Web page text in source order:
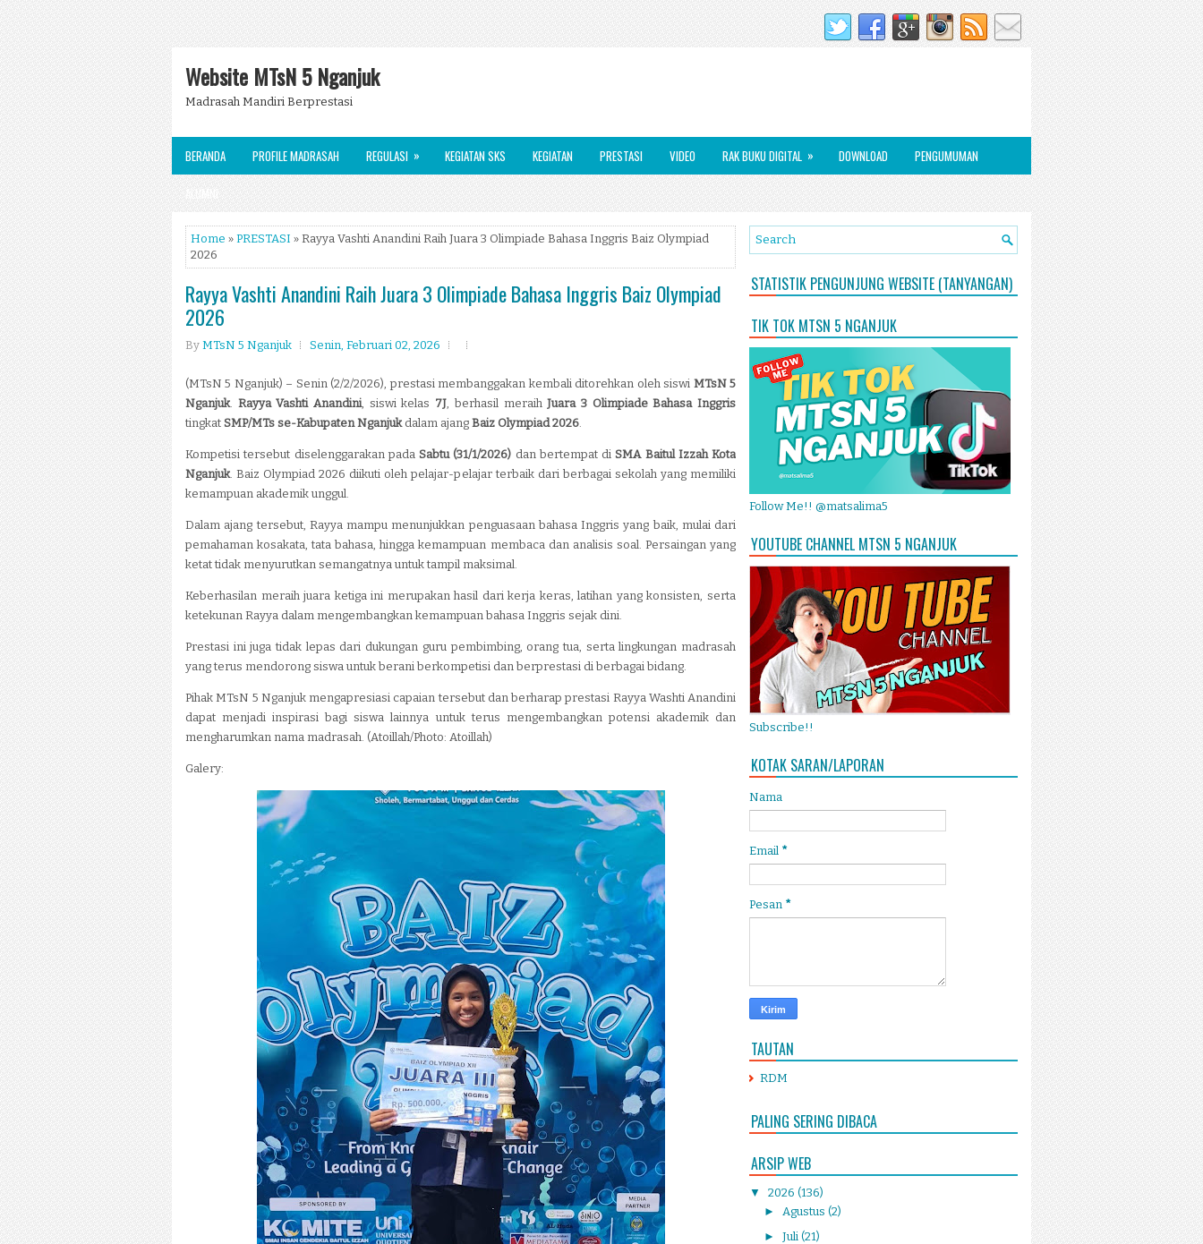
Website MTsN 5 Nganjuk
Madrasah Mandiri Berprestasi
BERANDA PROFILE MADRASAH REGULASI » KEGIATAN SKS KEGIATAN PRESTASI VIDEO RAK BUKU DIGITAL » DOWNLOAD PENGUMUMAN
ALUMNI
Home » PRESTASI » Rayya Vashti Anandini Raih Juara 3 Olimpiade Bahasa Inggris Baiz Olympiad
2026
Rayya Vashti Anandini Raih Juara 3 Olimpiade Bahasa Inggris Baiz Olympiad
2026
By MTsN 5 Nganjuk Senin, Februari 02, 2026
(MTsN 5 Nganjuk) – Senin (2/2/2026), prestasi membanggakan kembali ditorehkan oleh siswi MTsN 5
Nganjuk. Rayya Vashti Anandini, siswi kelas 7J, berhasil meraihJuara 3 Olimpiade Bahasa Inggris
tingkat SMP/MTs se-Kabupaten Nganjukdalam ajang Baiz Olympiad 2026.
Kompetisi tersebut diselenggarakan pada Sabtu (31/1/2026) dan bertempat diSMA Baitul Izzah Kota
Nganjuk. Baiz Olympiad 2026 diikuti oleh pelajar-pelajar terbaik dari berbagai sekolah yang memiliki
kemampuan akademik unggul.
Dalam ajang tersebut, Rayya mampu menunjukkan penguasaan bahasa Inggris yang baik, mulai dari
pemahaman kosakata, tata bahasa, hingga kemampuan membaca dan analisis soal. Persaingan yang
ketat tidak menyurutkan semangatnya untuk tampil maksimal.
Keberhasilan meraih juara ketiga ini merupakan hasil dari kerja keras, latihan yang konsisten, serta
ketekunan Rayya dalam mengembangkan kemampuan bahasa Inggris sejak dini.
Prestasi ini juga tidak lepas dari dukungan guru pembimbing, orang tua, serta lingkungan madrasah
yang terus mendorong siswa untuk berani berkompetisi dan berprestasi di berbagai bidang.
Pihak MTsN 5 Nganjuk mengapresiasi capaian tersebut dan berharap prestasi Rayya Washti Anandini
dapat menjadi inspirasi bagi siswa lainnya untuk terus mengembangkan potensi akademik dan
mengharumkan nama madrasah. (Atoillah/Photo: Atoillah)
Galery:
STATISTIK PENGUNJUNG WEBSITE (TANYANGAN)
TIK TOK MTSN 5 NGANJUK
Follow Me!! @matsalima5
YOUTUBE CHANNEL MTSN 5 NGANJUK
Subscribe!!
KOTAK SARAN/LAPORAN
Nama
Email *
Pesan *
TAUTAN
RDM
PALING SERING DIBACA
ARSIP WEB
▼ 2026 (136)
► Agustus (2)
► Juli (21)